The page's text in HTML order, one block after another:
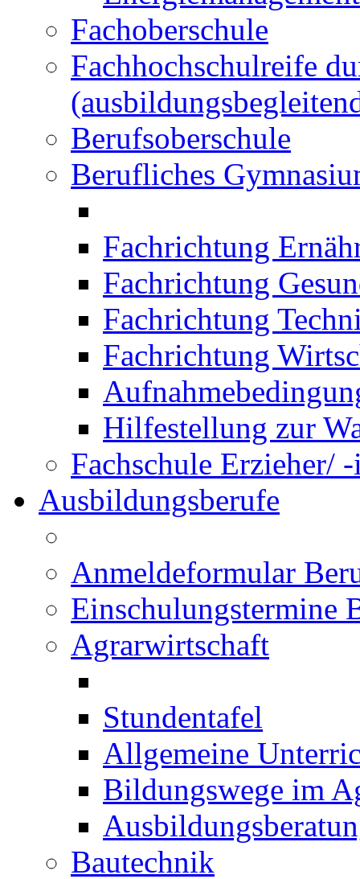
Fachoberschule
Fachhochschulreife
Berufsoberschule
Berufliches
Fachrichtung
Fachrichtung
Fachrichtung
Fachrichtung
Hilfestellung zur
Fachschule Erzieher/
Ausbildungsberufe
Anmeldeformular
Einschulungstermine
Agrarwirtschaft
Stundentafel
Allgemeine
Bildungswege im
Bautechnik